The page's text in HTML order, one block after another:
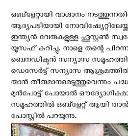
ഒബ്ളേറ്റായി വാഗ്ദാനം
ആദ്യപടിയായി
ഇന്ത്യന്‍ വേരുകളുള്ള ഹൂസ്റ്റൺ
യൂസഫ് കുറിച്ചു. നാളെ തന്റെ
ബെനഡിക്ടന്‍ സന്യാസ
ഡെസേർട്ട് സന്യാസ ആശ്രമത്തിൽ
താൻ തീരുമാനമെടുത്തുവെന്നും
മുന്‍പോട്ട് പോയാൽ
സമൂഹത്തില്‍ ഒബ്ളേറ്റ് ആയി താൻ
പോസ്റ്റില്‍ പറയുന്നു.